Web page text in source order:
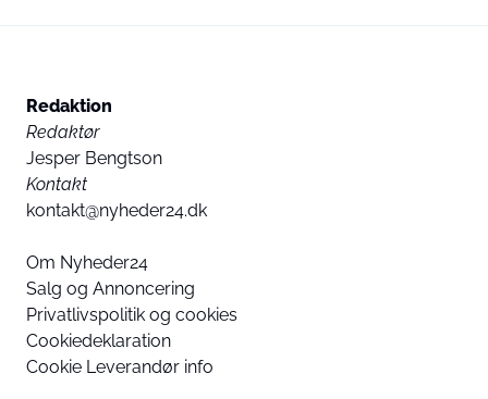
Redaktion
Redaktør
Jesper Bengtson
Kontakt
kontakt@nyheder24.dk
Om Nyheder24
Salg og Annoncering
Privatlivspolitik og cookies
Cookiedeklaration
Cookie Leverandør info